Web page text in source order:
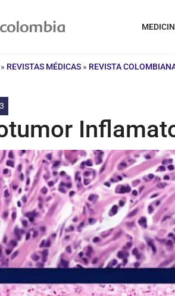
» REVISTAS MÉDICAS » REVISTA